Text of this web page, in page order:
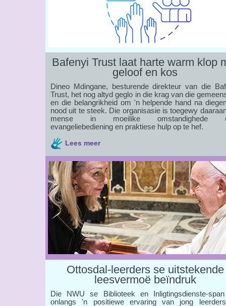
Bafenyi Trust laat harte warm klop
geloof en kos
Dineo Mdingane, besturende direkteur van die
Trust, het nog altyd geglo in die krag van die
en die belangrikheid om 'n helpende hand na
nood uit te steek. Die organisasie is toegewy
mense in moeilike omstandighede
evangeliebediening en praktiese hulp op te hef.
Lees meer
Ottosdal-leerders se uitstekende
leesvermoë beïndruk
Die NWU se Biblioteek en Inligtingsdienste-
onlangs 'n positiewe ervaring van jong